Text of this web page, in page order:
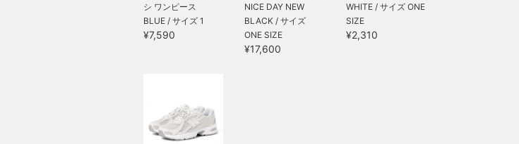
シ ワンピース
BLUE / サイズ 1
¥7,590
NICE DAY NEW
BLACK / サイズ
ONE SIZE
¥17,600
WHITE / サイズ ONE
SIZE
¥2,310